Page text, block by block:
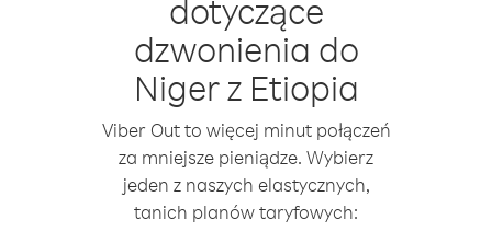
dotyczące
dzwonienia do
Niger z Etiopia
Viber Out to więcej minut połączeń
za mniejsze pieniądze. Wybierz
jeden z naszych elastycznych,
tanich planów taryfowych: